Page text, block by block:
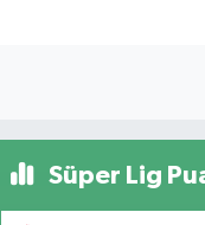
Süper Lig